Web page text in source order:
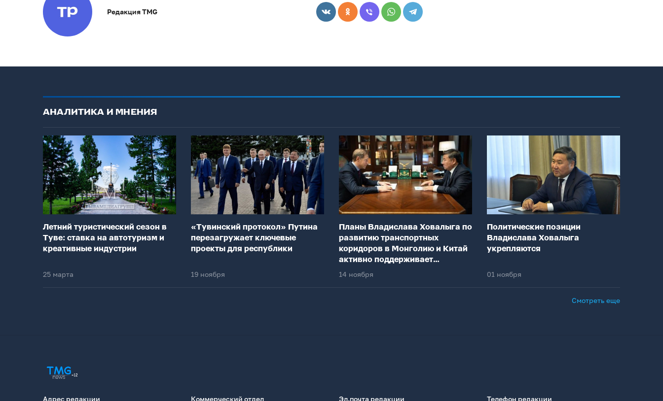
Редакция TMG
АНАЛИТИКА И МНЕНИЯ
Летний туристический сезон в
Туве: ставка на автотуризм и
креативные индустрии
25 марта
«Тувинский протокол» Путина
перезагружает ключевые
проекты для республики
19 ноября
Планы Владислава Ховалыга по
развитию транспортных
коридоров в Монголию и Китай
активно поддерживает
федеральный центр
14 ноября
Политические позиции
Владислава Ховалыга
укрепляются
01 ноября
Смотреть еще
Адрес редакции Коммерческий отдел Эл.почта редакции Телефон редакции